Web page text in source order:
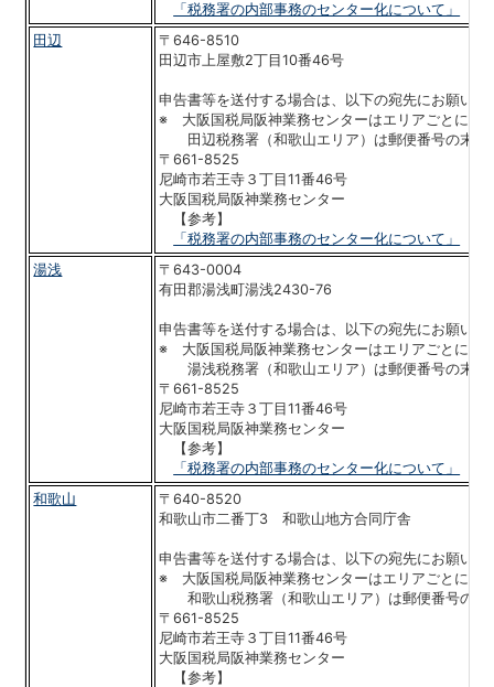
「税務署の内部事務のセンター化について」
田辺
〒646-8510
田辺市上屋敷2丁目10番46号
申告書等を送付する場合は、以下の宛先にお願いい
※ 大阪国税局阪神業務センターはエリアごとに郵
田辺税務署（和歌山エリア）は郵便番号の末尾
〒661-8525
尼崎市若王寺３丁目11番46号
大阪国税局阪神業務センター
【参考】
「税務署の内部事務のセンター化について」
湯浅
〒643-0004
有田郡湯浅町湯浅2430-76
申告書等を送付する場合は、以下の宛先にお願いい
※ 大阪国税局阪神業務センターはエリアごとに郵
湯浅税務署（和歌山エリア）は郵便番号の末尾
〒661-8525
尼崎市若王寺３丁目11番46号
大阪国税局阪神業務センター
【参考】
「税務署の内部事務のセンター化について」
和歌山
〒640-8520
和歌山市二番丁3 和歌山地方合同庁舎
申告書等を送付する場合は、以下の宛先にお願いい
※ 大阪国税局阪神業務センターはエリアごとに郵
和歌山税務署（和歌山エリア）は郵便番号の末
〒661-8525
尼崎市若王寺３丁目11番46号
大阪国税局阪神業務センター
【参考】